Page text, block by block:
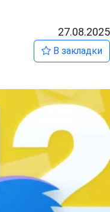
27.08.2025
В закладки